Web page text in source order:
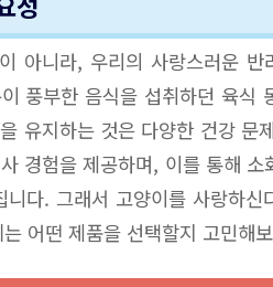
아니라, 우리의 사랑스러운
풍부한 음식을 섭취하던 육식
유지하는 것은 다양한 건강 문
경험을 제공하며, 이를 통해
다. 그래서 고양이를 사랑하신
어떤 제품을 선택할지 고민해